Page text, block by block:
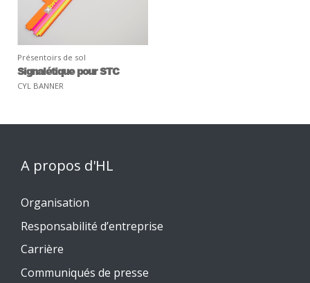
Présentoirs de sol
Signalétique pour STC
CYL BANNER
A propos d'HL
Organisation
Responsabilité d’entreprise
Carrière
Communiqués de presse